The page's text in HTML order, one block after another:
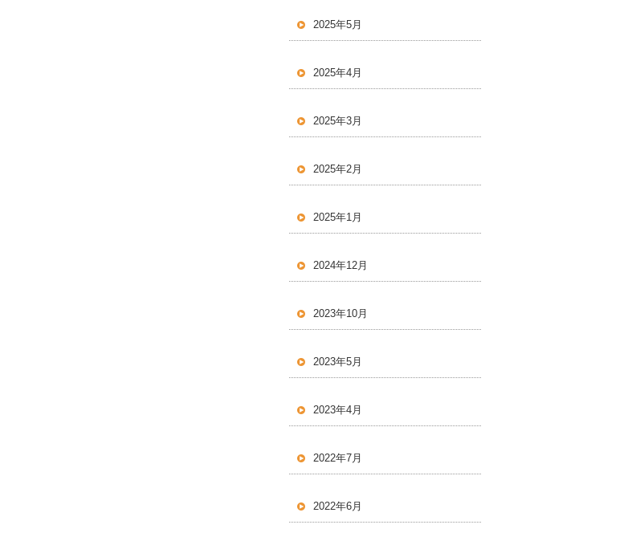
2025年5月
2025年4月
2025年3月
2025年2月
2025年1月
2024年12月
2023年10月
2023年5月
2023年4月
2022年7月
2022年6月